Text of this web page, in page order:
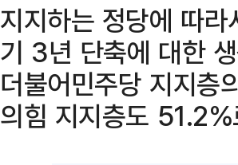
지지하는 정당에 따
기 3년 단축에 대한
더불어민주당 지지
의힘 지지층도